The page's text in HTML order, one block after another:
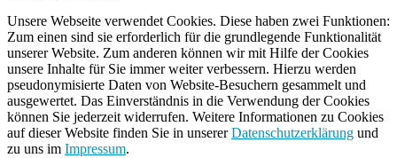
Unsere Webseite verwendet Cookies. Diese haben zwei Funktionen:
Zum einen sind sie erforderlich für die grundlegende Funktionalität
unserer Website. Zum anderen können wir mit Hilfe der Cookies
unsere Inhalte für Sie immer weiter verbessern. Hierzu werden
pseudonymisierte Daten von Website-Besuchern gesammelt und
ausgewertet. Das Einverständnis in die Verwendung der Cookies
können Sie jederzeit widerrufen. Weitere Informationen zu Cookies
auf dieser Website finden Sie in unsererDatenschutzerklärung und
zu uns im Impressum.